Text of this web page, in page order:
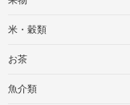
米・穀類
お茶
魚介類